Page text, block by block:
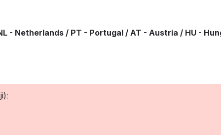
- Netherlands / PT - Portugal / AT - Austria / HU -